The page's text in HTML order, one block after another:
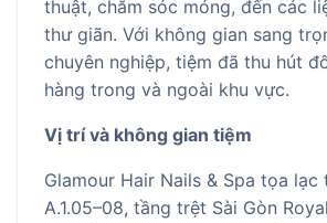
thuật, chăm sóc móng, đến các
thư giãn. Với không gian sang
chuyên nghiệp, tiệm đã thu hút
hàng trong và ngoài khu vực.
Vị trí và không gian tiệm
Glamour Hair Nails & Spa tọa lạc
A.1.05–08, tầng trệt Sài Gòn